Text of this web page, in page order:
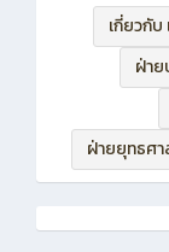
เกี่ยวกั
ฝ่
ฝ่ายยุทธศ